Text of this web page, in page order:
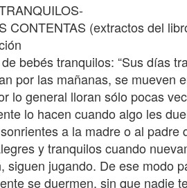
CONTENTAS (extractos del
bebés tranquilos: “Sus días
por las mañanas, se mueven
lo general lloran sólo pocas
lo hacen cuando algo les
a la madre o al
y tranquilos cuando
siguen jugando. De ese modo
se duermen, sin que nadie